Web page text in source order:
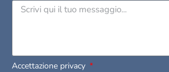
Accettazione privacy